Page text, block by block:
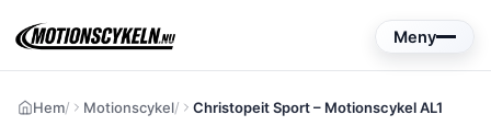
Meny
Hem Motionscykel Christopeit Sport – Motionscykel AL1